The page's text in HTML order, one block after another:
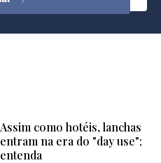
Assim como hotéis, lanchas
entram na era do "day use";
entenda